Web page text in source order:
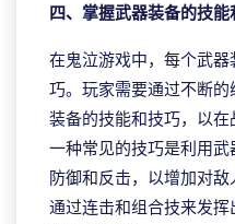
四、掌握武器装备的技能
在鬼泣游戏中，每个武
巧。玩家需要通过不断
装备的技能和技巧，以在
一种常见的技巧是利用
防御和反击，以增加对
通过连击和组合技来发